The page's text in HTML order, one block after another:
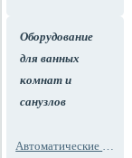
Оборудование
для ванных
комнат и
санузлов
Автоматические освежители воздуха